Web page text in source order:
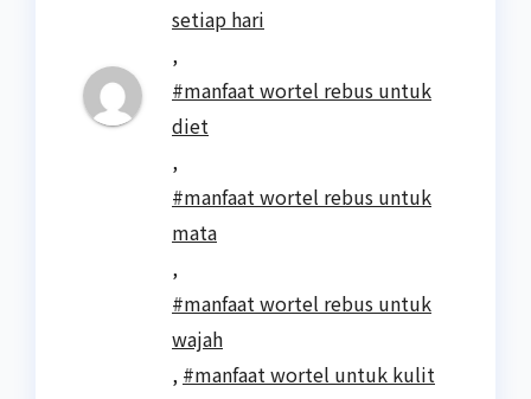
setiap hari
,
#manfaat wortel rebus untuk
diet
,
#manfaat wortel rebus untuk
mata
,
#manfaat wortel rebus untuk
wajah
, #manfaat wortel untuk kulit